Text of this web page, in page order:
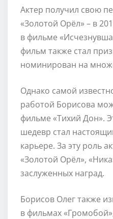
Актер получил свою
«Золотой Орёл» – в
в фильме
фильм также стал
номинирован на
Однако самой
работой Борисова
фильме «Тихий Дон».
шедевр стал
карьере. За эту роль
«Золотой Орёл»,
заслуженных наград.
Борисов Олег также
в фильмах